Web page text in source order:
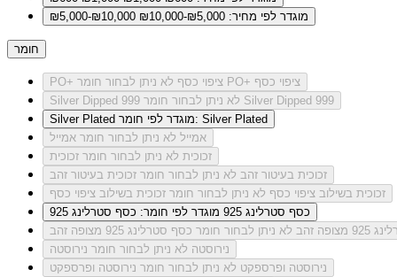
₪5,000-₪10,000
מוגדר לפי מחיר: ₪5,000-₪10,000
חומר
PO+ ציפוי כסף
לא ניתן לבחור חומר PO+ ציפוי כסף
Silver Dipped 999
לא ניתן לבחור חומר Silver Dipped 999
Silver Plated
מוגדר לפי חומר: Silver Plated
אמייל לא ניתן לבחור חומר אמייל
זכוכית לא ניתן לבחור חומר זכוכית
זכוכית בעיטור זהב לא ניתן לבחור חומר זכוכית בעיטור זהב
זכוכית בשילוב ציפוי כסף לא ניתן לבחור חומר זכוכית בשילוב ציפוי כסף
כסף סטרלינג 925
מוגדר לפי חומר: כסף סטרלינג 925
זהב
לא ניתן לבחור חומר כסף סטרלינג 925 מצופה זהב
נירוסטה לא ניתן לבחור חומר נירוסטה
נירוסטה ופרספקט לא ניתן לבחור חומר נירוסטה ופרספקט